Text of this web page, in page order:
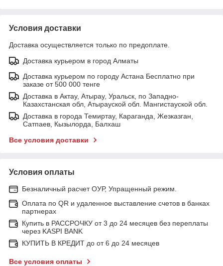
Условия доставки
Доставка осуществляется только по предоплате.
Доставка курьером в город Алматы
Доставка курьером по городу Астана Бесплатно при
заказе от 500 000 тенге
Доставка в Актау, Атырау, Уральск, по Западно-
Казахстанская обл, Атырауской обл. Мангистауской обл.
Доставка в города Темиртау, Караганда, Жезказган,
Сатпаев, Кызылорда, Балхаш
Все условия доставки
Условия оплаты
Безналичный расчет ОУР, Упращенный режим.
Оплата по QR и удаленное выставление счетов в банках
партнерах
Купить в РАССРОЧКУ от 3 до 24 месяцев без переплаты
через KASPI BANK
КУПИТЬ В КРЕДИТ до от 6 до 24 месяцев
Все условия оплаты